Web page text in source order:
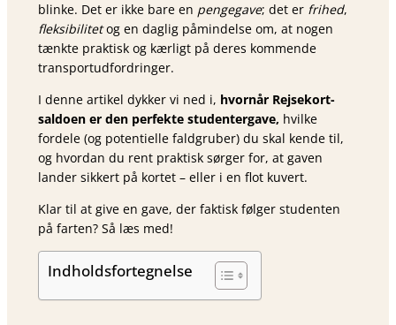
blinke. Det er ikke bare en pengegave; det er frihed,
fleksibilitetog en daglig påmindelse om, at nogen
tænkte praktisk og kærligt på deres kommende
transportudfordringer.
I denne artikel dykker vi ned i, hvornår Rejsekort-
saldoen er den perfekte studentergave, hvilke
fordele (og potentielle faldgruber) du skal kende til,
og hvordan du rent praktisk sørger for, at gaven
lander sikkert på kortet – eller i en flot kuvert.
Klar til at give en gave, der faktisk følger studenten
på farten? Så læs med!
Indholdsfortegnelse